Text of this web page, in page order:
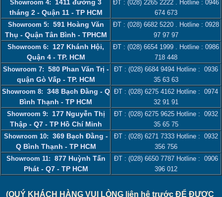
Showroom 4: 1411 đường 3
tháng 2 - Quận 11 - TP HCM
ĐT : (028) 2265 2222 . Hotline : 0946
674 673
Showroom 5: 591 Hoàng Văn
Thụ - Quận Tân Bình - TPHCM
ĐT : (028) 6682 5220 . Hotline : 0928
97 97 97
Showroom 6: 127 Khánh Hội,
Quận 4 - TP. HCM
ĐT : (028) 6654 1999 . Hotline : 0986
718 448
Showroom 7: 580 Phan Văn Trị -
quận Gò Vấp - TP. HCM
ĐT : (028) 6684 9494 Hotline : 0936
35 63 63
Showroom 8: 348 Bạch Đằng - Q
Bình Thạnh - TP HCM
ĐT : (028) 6275 4162 Hotline : 0974
32 91 91
Showroom 9: 177 Nguyễn Thị
Thập - Q7 - TP Hồ Chí Minh
ĐT : (028) 6275 9625 Hotline : 0932
35 65 75
Showroom 10: 369 Bạch Đằng -
Q Bình Thạnh - TP HCM
ĐT : (028) 6271 7333 Hotline : 0932
356 756
Showroom 11: 877 Huỳnh Tấn
Phát - Q7 - TP HCM
ĐT : (028) 6650 7787 Hotline : 0906
396 012
(QUÝ KHÁCH HÀNG VUI LÒNG liên hệ trước ĐỂ ĐƯỢC